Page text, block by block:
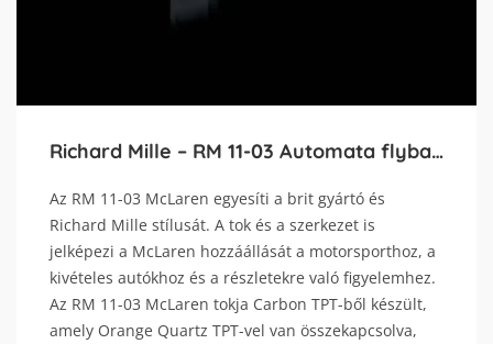
Richard Mille – RM 11-03 Automata flyback kronográf McLaren – ONLY WATCH 2019
Az RM 11-03 McLaren egyesíti a brit gyártó és
Richard Mille stílusát. A tok és a szerkezet is
jelképezi a McLaren hozzáállását a motorsporthoz, a
kivételes autókhoz és a részletekre való figyelemhez.
Az RM 11-03 McLaren tokja Carbon TPT-ből készült,
amely Orange Quartz TPT-vel van összekapcsolva,